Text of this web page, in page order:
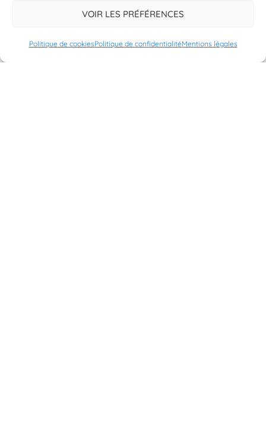
VOIR LES PRÉFÉRENCES
Politique de cookiesPolitique de confidentialitéMentions légales